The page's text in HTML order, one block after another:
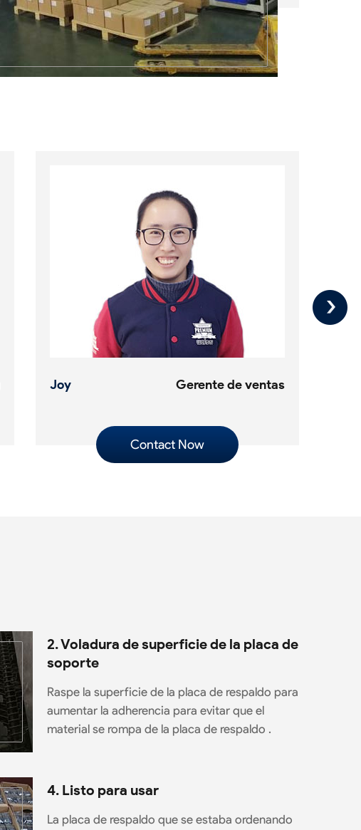
Joy Gerente de ventas
Contact Now
2. Voladura de superficie de la placa de
soporte
Raspe la superficie de la placa de respaldo para
aumentar la adherencia para evitar que el
material se rompa de la placa de respaldo .
4. Listo para usar
La placa de respaldo que se estaba ordenando